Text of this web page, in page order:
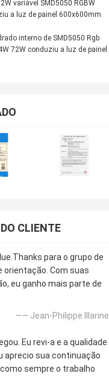
variável SMD5050 RGBW
a luz de painel 600x600mm
interno de SMD5050 Rgb
72W conduziu a luz de painel
CLIENTE
para o grupo de
orientação. Com suas
eu ganho mais parte de
—— Jean-Philippe Illarine
Eu revi-a e a qualidade
aprecio sua continuação
sempre o trabalho